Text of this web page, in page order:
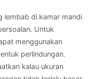
lembab di kamar mandi
Untuk
menggunakan
perlindungan.
kalau ukuran